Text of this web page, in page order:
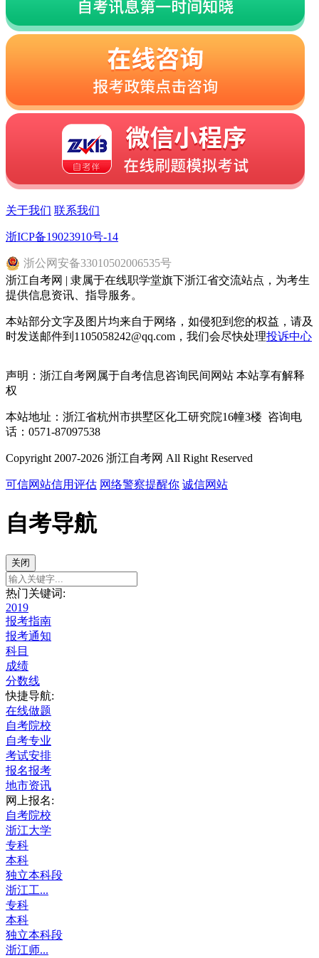
关于我们 联系我们
浙ICP备19023910号-14
浙公网安备33010502006535号
浙江自考网 | 隶属于在线职学堂旗下浙江省交流站点，为考生
提供信息资讯、指导服务。
本站部分文字及图片均来自于网络，如侵犯到您的权益，请及
时发送邮件到1105058242@qq.com，我们会尽快处理投诉中心
声明：浙江自考网属于自考信息咨询民间网站 本站享有解释
权
本站地址：浙江省杭州市拱墅区化工研究院16幢3楼 咨询电
话：0571-87097538
Copyright 2007-2026 浙江自考网 All Right Reserved
可信网站信用评估 网络警察提醒你 诚信网站
自考导航
关闭
热门关键词:
2019
报考指南
报考通知
科目
成绩
分数线
快捷导航:
在线做题
自考院校
自考专业
考试安排
报名报考
地市资讯
网上报名:
自考院校
浙江大学
专科
本科
独立本科段
浙江工...
专科
本科
独立本科段
浙江师...